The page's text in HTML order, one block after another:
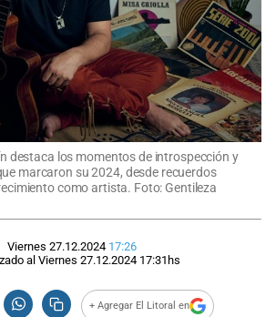
destaca los momentos de introspección y
marcaron su 2024, desde recuerdos
como artista. Foto: Gentileza
Viernes 27.12.2024 17:26
al Viernes 27.12.2024 17:31hs
+ Agregar El Litoral en